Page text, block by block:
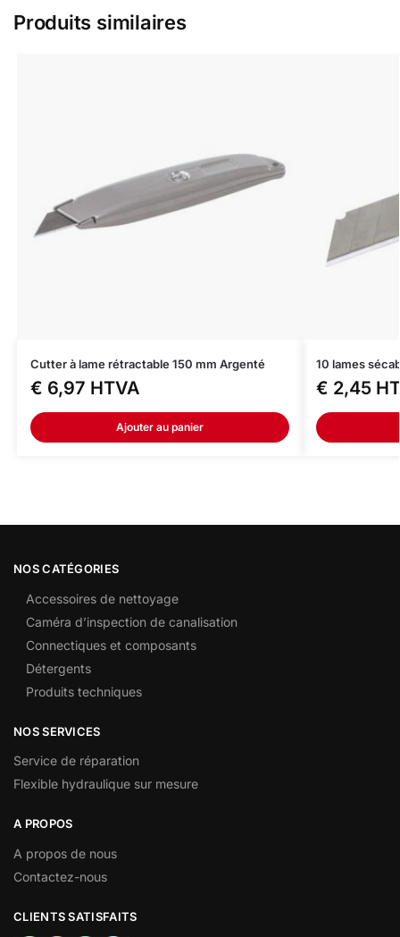
Produits similaires
Cutter à lame rétractable 150 mm Argenté
€ 6,97 HTVA
Ajouter au panier
10 lames
€ 2,45
NOS CATÉGORIES
Accessoires de nettoyage
Caméra d’inspection de canalisation
Connectiques et composants
Détergents
Produits techniques
NOS SERVICES
Service de réparation
Flexible hydraulique sur mesure
A PROPOS
A propos de nous
Contactez-nous
CLIENTS SATISFAITS